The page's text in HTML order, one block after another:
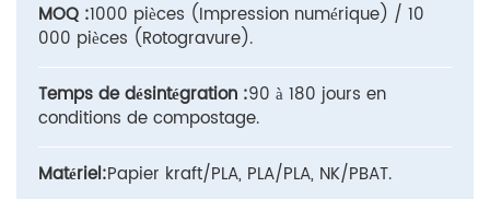
MOQ :1000 pièces (Impression numérique) / 10
000 pièces (Rotogravure).
Temps de désintégration :90 à 180 jours en
conditions de compostage.
Matériel:Papier kraft/PLA, PLA/PLA, NK/PBAT.